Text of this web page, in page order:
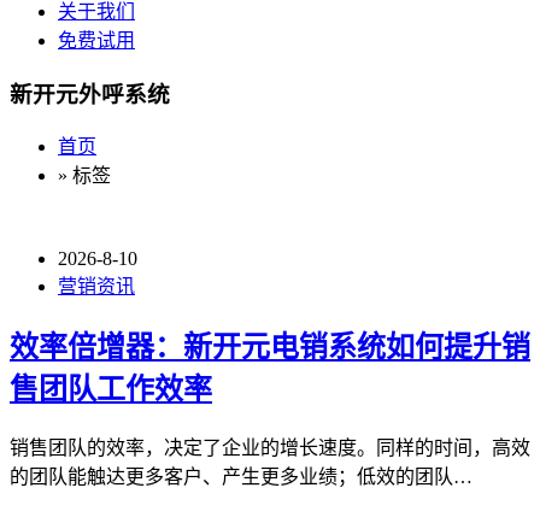
关于我们
免费试用
新开元外呼系统
首页
» 标签
2026-8-10
营销资讯
效率倍增器：新开元电销系统如何提升销
售团队工作效率
销售团队的效率，决定了企业的增长速度。同样的时间，高效
的团队能触达更多客户、产生更多业绩；低效的团队…